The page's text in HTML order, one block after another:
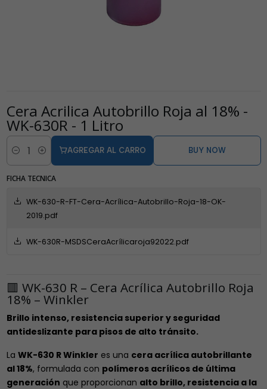
Cera Acrilica Autobrillo Roja al 18% -
WK-630R - 1 Litro
Cantidad
AGREGAR AL CARRO BUY NOW
FICHA TECNICA
WK-630-R-FT-Cera-Acrílica-Autobrillo-Roja-18-OK-
2019.pdf
WK-630R-MSDSCeraAcrílicaroja92022.pdf
🟥 WK-630 R – Cera Acrílica Autobrillo Roja
18% – Winkler
Brillo intenso, resistencia superior y seguridad
antideslizante para pisos de alto tránsito.
La WK-630 R Winkler es una cera acrílica autobrillante
al 18%, formulada con polímeros acrílicos de última
generación que proporcionan alto brillo, resistencia a la